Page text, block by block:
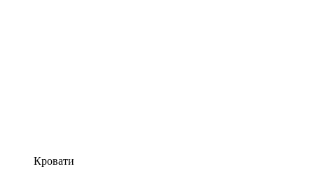
Кровати